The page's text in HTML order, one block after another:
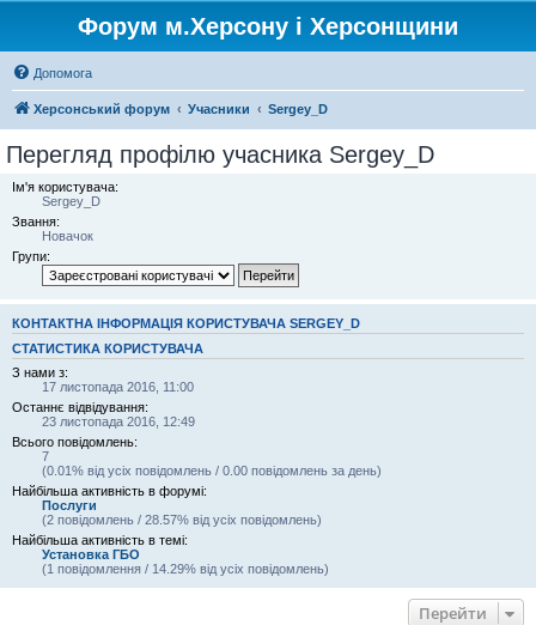
Форум м.Херсону і Херсонщини
Допомога
Херсонський форум Учасники Sergey_D
Перегляд профілю учасника Sergey_D
Ім'я користувача:
Sergey_D
Звання:
Новачок
Групи:
КОНТАКТНА ІНФОРМАЦІЯ КОРИСТУВАЧА SERGEY_D
СТАТИСТИКА КОРИСТУВАЧА
З нами з:
17 листопада 2016, 11:00
Останнє відвідування:
23 листопада 2016, 12:49
Всього повідомлень:
7
(0.01% від усіх повідомлень / 0.00 повідомлень за день)
Найбільша активність в форумі:
Послуги
(2 повідомлень / 28.57% від усіх повідомлень)
Найбільша активність в темі:
Установка ГБО
(1 повідомлення / 14.29% від усіх повідомлень)
Перейти